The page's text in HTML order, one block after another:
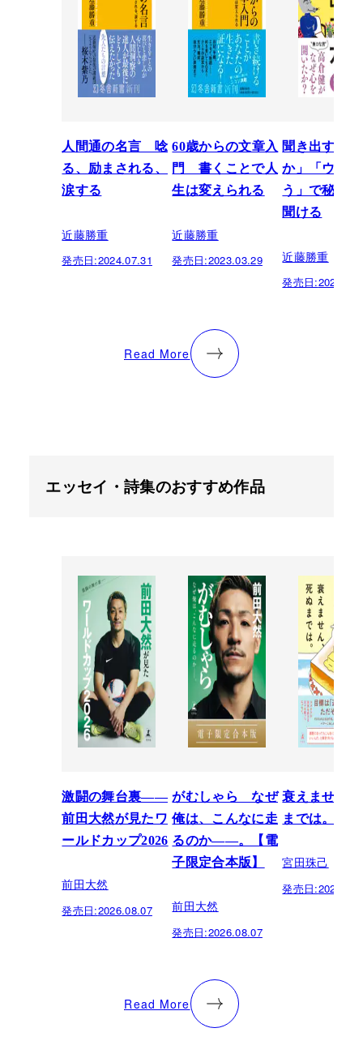
人間通の名言 唸
る、励まされる、
涙する
近藤勝重
発売日:2024.07.31
60歳からの文章入
門 書くことで人
生は変えられる
近藤勝重
発売日:2023.03.29
聞き出す力
か」「ウソ
う」で秘密
聞ける
近藤勝重
発売日:
Read More
エッセイ・詩集のおすすめ作品
激闘の舞台裏――
前田大然が見たワ
ールドカップ2026
前田大然
発売日:2026.08.07
がむしゃら なぜ
俺は、こんなに走
るのか——。【電
子限定合本版】
前田大然
発売日:2026.08.07
衰えません
までは。
宮田珠己
発売日:
Read More